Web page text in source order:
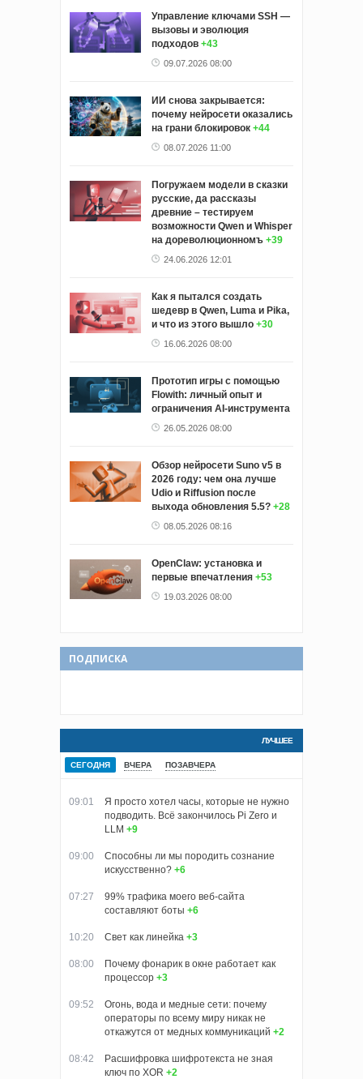
Управление ключами SSH —
вызовы и эволюция
подходов +43
09.07.2026 08:00
ИИ снова закрывается:
почему нейросети оказались
на грани блокировок +44
08.07.2026 11:00
Погружаем модели в сказки
русские, да рассказы
древние – тестируем
возможности Qwen и Whisper
на дореволюционномъ +39
24.06.2026 12:01
Как я пытался создать
шедевр в Qwen, Luma и Pika,
и что из этого вышло +30
16.06.2026 08:00
Прототип игры с помощью
Flowith: личный опыт и
ограничения AI-инструмента
26.05.2026 08:00
Обзор нейросети Suno v5 в
2026 году: чем она лучше
Udio и Riffusion после
выхода обновления 5.5? +28
08.05.2026 08:16
OpenClaw: установка и
первые впечатления +53
19.03.2026 08:00
ПОДПИСКА
ЛУЧШЕЕ
СЕГОДНЯ ВЧЕРА ПОЗАВЧЕРА
09:01
Я просто хотел часы, которые не нужно
подводить. Всё закончилось Pi Zero и
LLM +9
09:00
Способны ли мы породить сознание
искусственно? +6
07:27
99% трафика моего веб‑сайта
составляют боты +6
10:20 Свет как линейка +3
08:00
Почему фонарик в окне работает как
процессор +3
09:52
Огонь, вода и медные сети: почему
операторы по всему миру никак не
откажутся от медных коммуникаций +2
08:42
Расшифровка шифротекста не зная
ключ по XOR +2